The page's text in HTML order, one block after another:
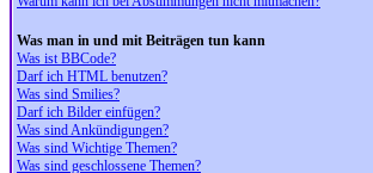
Was man in und mit Beiträgen tun kann
Was ist BBCode?
Darf ich HTML benutzen?
Was sind Smilies?
Darf ich Bilder einfügen?
Was sind Ankündigungen?
Was sind Wichtige Themen?
Was sind geschlossene Themen?